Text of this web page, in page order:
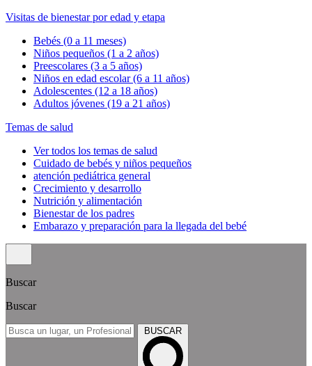
Visitas de bienestar por edad y etapa
Bebés (0 a 11 meses)
Niños pequeños (1 a 2 años)
Preescolares (3 a 5 años)
Niños en edad escolar (6 a 11 años)
Adolescentes (12 a 18 años)
Adultos jóvenes (19 a 21 años)
Temas de salud
Ver todos los temas de salud
Cuidado de bebés y niños pequeños
atención pediátrica general
Crecimiento y desarrollo
Nutrición y alimentación
Bienestar de los padres
Embarazo y preparación para la llegada del bebé
Buscar
Buscar
BUSCAR